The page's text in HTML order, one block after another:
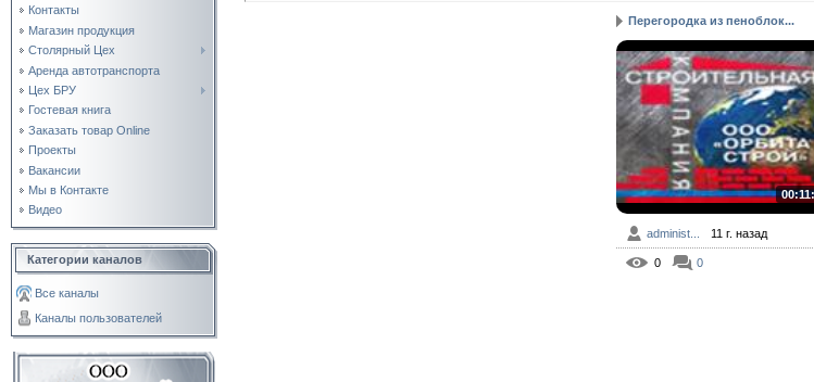
Контакты
Магазин продукция
Столярный Цех
Аренда автотранспорта
Цех БРУ
Гостевая книга
Заказать товар Online
Проекты
Вакансии
Мы в Контакте
Видео
Категории каналов
Все каналы
Каналы пользователей
Перегородка из пеноблок...
administ... 11 г. назад
0 0